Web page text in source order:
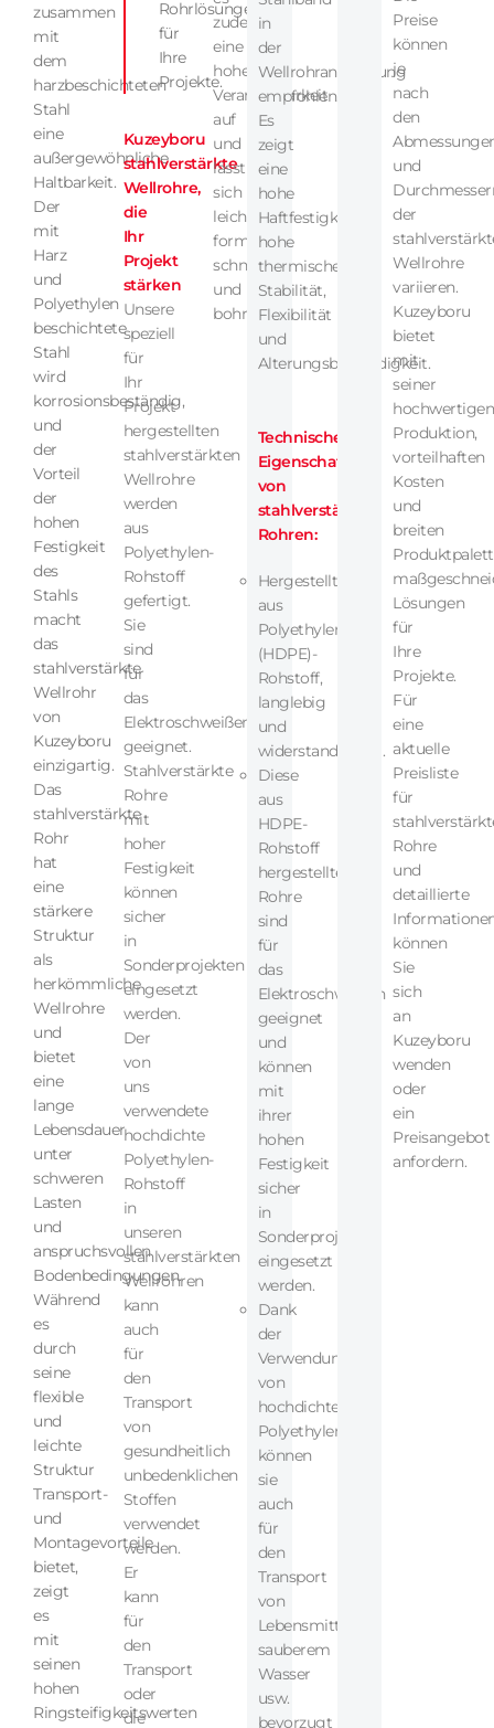
zusammen
mit
dem
harzbeschichteten
Stahl
eine
außergewöhnliche
Haltbarkeit.
Der
mit
Harz
und
Polyethylen
beschichtete
Stahl
wird
korrosionsbeständig,
und
der
Vorteil
der
hohen
Festigkeit
des
Stahls
macht
das
stahlverstärkte
Wellrohr
von
Kuzeyboru
einzigartig.
Das
stahlverstärkte
Rohr
hat
eine
stärkere
Struktur
als
herkömmliche
Wellrohre
und
bietet
eine
lange
Lebensdauer
unter
schweren
Lasten
und
anspruchsvollen
Bodenbedingungen.
Während
es
durch
seine
flexible
und
leichte
Struktur
Transport-
und
Montagevorteile
bietet,
zeigt
es
mit
seinen
hohen
Ringsteifigkeitswerten
Rohrlösungen
für
Ihre
Projekte.
Kuzeyboru
stahlverstärkte
Wellrohre,
die
Ihr
Projekt
stärken
Unsere
speziell
für
Ihr
Projekt
hergestellten
stahlverstärkten
Wellrohre
werden
aus
Polyethylen-
Rohstoff
gefertigt.
Sie
sind
für
das
Elektroschweißen
geeignet.
Stahlverstärkte
Rohre
mit
hoher
Festigkeit
können
sicher
in
Sonderprojekten
eingesetzt
werden.
Der
von
uns
verwendete
hochdichte
Polyethylen-
Rohstoff
in
unseren
stahlverstärkten
Wellrohren
kann
auch
für
den
Transport
von
gesundheitlich
unbedenklichen
Stoffen
verwendet
werden.
Er
kann
für
den
Transport
oder
die
zudem
eine
hohe
Verarbeitbarkeit
auf
und
lässt
sich
leicht
formen,
schneiden
und
bohren.
in
der
Wellrohranwendung
empfohlen.
Es
zeigt
eine
hohe
Haftfestigkeit,
hohe
thermische
Stabilität,
Flexibilität
und
Alterungsbeständigkeit.
Technische
Eigenschaften
von
stahlverstärkten
Rohren:
Hergestellt
aus
Polyethylen
(HDPE)-
Rohstoff,
langlebig
und
widerstandsfähig.
Diese
aus
HDPE-
Rohstoff
hergestellten
Rohre
sind
für
das
Elektroschweißen
geeignet
und
können
mit
ihrer
hohen
Festigkeit
sicher
in
Sonderprojekten
eingesetzt
werden.
Dank
der
Verwendung
von
hochdichtem
Polyethylen
können
sie
auch
für
den
Transport
von
Lebensmitteln,
sauberem
Wasser
usw.
bevorzugt
Preise
können
je
nach
den
und
der
Wellrohre
variieren.
Kuzeyboru
bietet
mit
seiner
hochwertigen
Produktion,
vorteilhaften
Kosten
und
breiten
Lösungen
für
Ihre
Projekte.
Für
eine
aktuelle
Preisliste
für
Rohre
und
detaillierte
können
Sie
sich
an
Kuzeyboru
wenden
oder
ein
Preisangebot
anfordern.